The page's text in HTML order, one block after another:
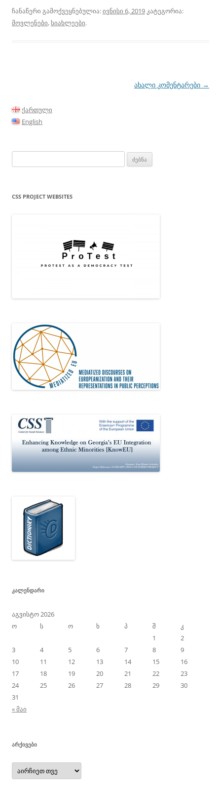
ჩანაწერი გამოქვეყნებულია:ივნისი 6, 2019კატეგორია:
მოვლენები,სიახლეები.
ახალი კომენტარები →
ქართული
English
CSS PROJECT WEBSITES
ᲙᲐᲚᲔᲜᲓᲐᲠᲘ
აგვისტო 2026
ო
ს ო ხ პ შ
კ
1
2
3
4 5 6 7 8
9
10
11 12 13 14 15
16
17
18 19 20 21 22
23
24
25 26 27 28 29
30
31
« მაი
ᲐᲠᲥᲘᲕᲔᲑᲘ
არქივები